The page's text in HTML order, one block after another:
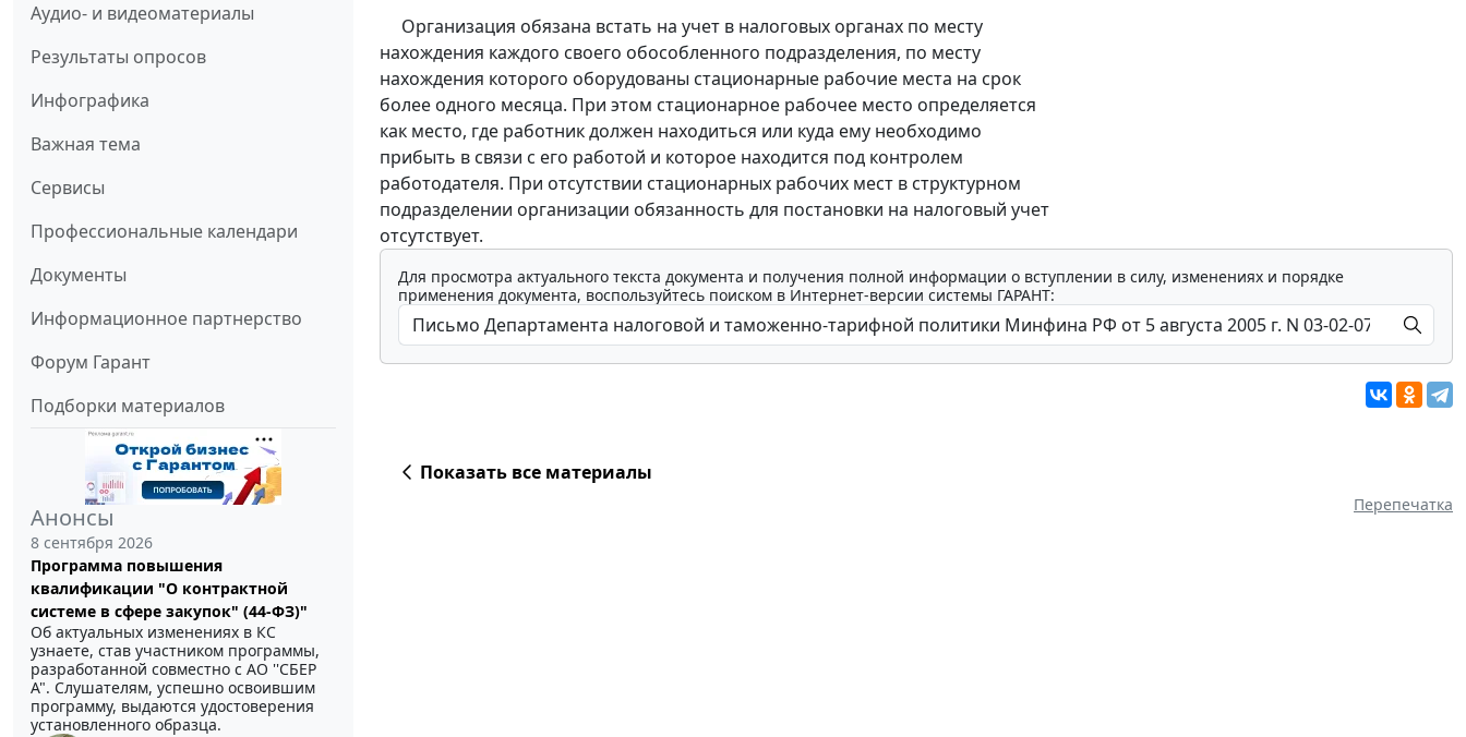
Аудио- и видеоматериалы
Результаты опросов
Инфографика
Важная тема
Сервисы
Профессиональные календари
Документы
Информационное партнерство
Форум Гарант
Подборки материалов
Анонсы
8 сентября 2026
Программа повышения
квалификации "О контрактной
системе в сфере закупок" (44-ФЗ)"
Об актуальных изменениях в КС
узнаете, став участником программы,
разработанной совместно с АО ''СБЕР
А". Слушателям, успешно освоившим
программу, выдаются удостоверения
установленного образца.
Организация обязана встать на учет в налоговых органах по месту
нахождения каждого своего обособленного подразделения, по месту
нахождения которого оборудованы стационарные рабочие места на срок
более одного месяца. При этом стационарное рабочее место определяется
как место, где работник должен находиться или куда ему необходимо
прибыть в связи с его работой и которое находится под контролем
работодателя. При отсутствии стационарных рабочих мест в структурном
подразделении организации обязанность для постановки на налоговый учет
отсутствует.
Для просмотра актуального текста документа и получения полной информации о вступлении в силу, изменениях и порядке
применения документа, воспользуйтесь поиском в Интернет-версии системы ГАРАНТ:
Показать все материалы
Перепечатка